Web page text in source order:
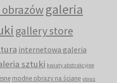
galeria
gallery store
internetowa galeria
sztuki kwiaty abstrakcyjne
modne obrazy na ścianę obraz